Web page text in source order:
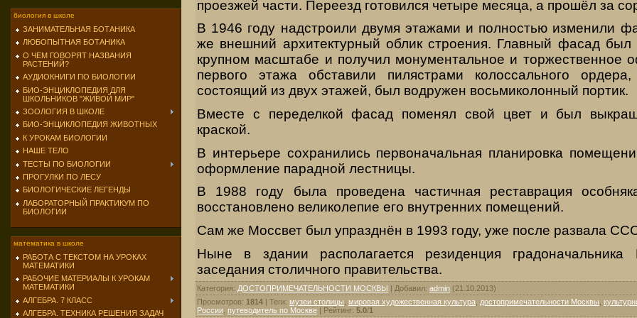
биология в школе
ЗАНИМАТЕЛЬНАЯ БОТАНИКА
ЛЮБОПЫТНАЯ БОТАНИКА
О ЧЕМ ГОВОРЯТ НАЗВАНИЯ
РАСТЕНИЙ?
АУДИОКНИГИ ПО БИОЛОГИИ
БИО-ЭНЦИКЛОПЕДИЯ ДЛЯ
ШКОЛЬНИКОВ "ЖИВОЙ МИР"
ЗООЛОГИЯ В ШКОЛЕ
БИО-ЭНЦИКЛОПЕДИЯ ЖИВОТНЫХ
К УРОКАМ БИОЛОГИИ
НАШЕ ТЕЛО
ТЕСТЫ ПО БИОЛОГИИ
ПРОГУЛКИ ПО ЛЕСУ
БИОЛОГИЧЕСКИЕ ЛЕГЕНДЫ
ЛАБОРАТОРНЫЙ ПРАКТИКУМ ПО
БИОЛОГИИ
математика в школе
РАБОТА С ТЕКСТОМ НА УРОКАХ
МАТЕМАТИКИ
РАБОЧИЕ МАТЕРИАЛЫ К УРОКАМ
МАТЕМАТИКИ
АЛГЕБРА. 7 КЛАСС
АЛГЕБРА. ТЕХНИКА РЕШЕНИЯ ЗАДАЧ
проезжей части. Переезд готовился четыре месяца, а прошёл за
В 1946 году надстроили двумя этажами и полностью изменили
же внешний архитектурный облик строения. Главный фасад
крупном масштабе и получил монументальное и торжественное
первого этажа обставили пилястрами колоссального
состоящий из двух этажей, был водружен восьмиколонный портик.
Вместе с переделкой фасад поменял свой цвет и был
краской.
В интерьере сохранились первоначальная планировка
оформление парадной лестницы.
В 1988 году была проведена частичная реставрация
восстановлено великолепие его внутренних помещений.
Сам же Моссвет был упразднён в 1993 году, уже после развала
Ныне в здании располагается резиденция градоначальника
заседания столичного правительства.
Категория: ДОСТОПРИМЕЧАТЕЛЬНОСТИ МОСКВЫ | Добавил: admin (21.10.2013)
Просмотров: 1814 | Теги: музеи столицы мировая художественная культура достопримечательности Москвы
России путеводитель по Москве | Рейтинг: 5.0/1